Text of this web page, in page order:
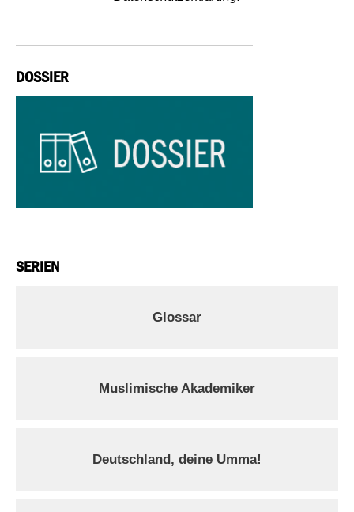
DOSSIER
SERIEN
Glossar
Muslimische Akademiker
Deutschland, deine Umma!